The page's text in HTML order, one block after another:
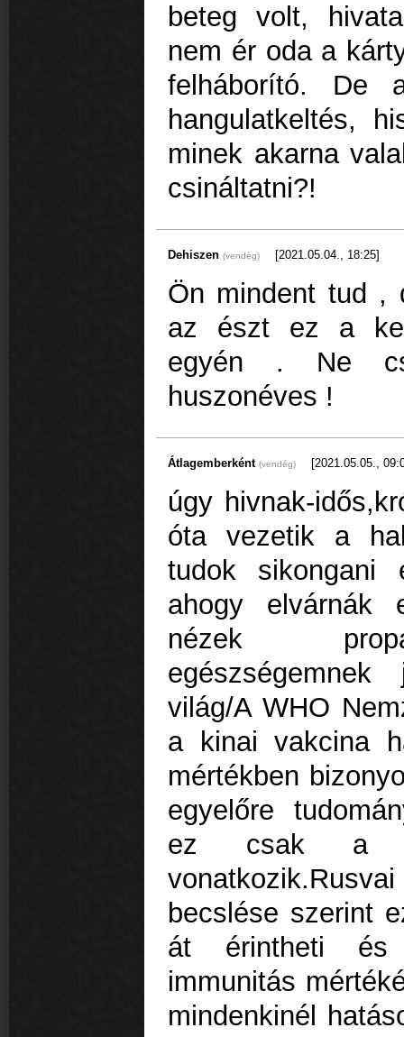
beteg volt,
nem ér oda a
felháborító. De
hangulatkeltés,
minek akarna
csináltatni?!
Dehiszen (vendég) [2021.05.04., 18:25]
Ön mindent tud ,
az észt ez a
egyén . Ne
huszonéves !
Átlagemberként (vendég) [2021.05.05.,
úgy hivnak-
óta vezetik a
tudok sikongani
ahogy elvárnák
nézek
világ/A WHO
a kinai vakcina
mértékben
egyelőre
ez csak a
becslése szerint
át érintheti és
immunitás
mindenkinél